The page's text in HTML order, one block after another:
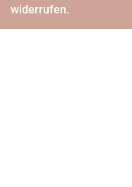
widerrufen.